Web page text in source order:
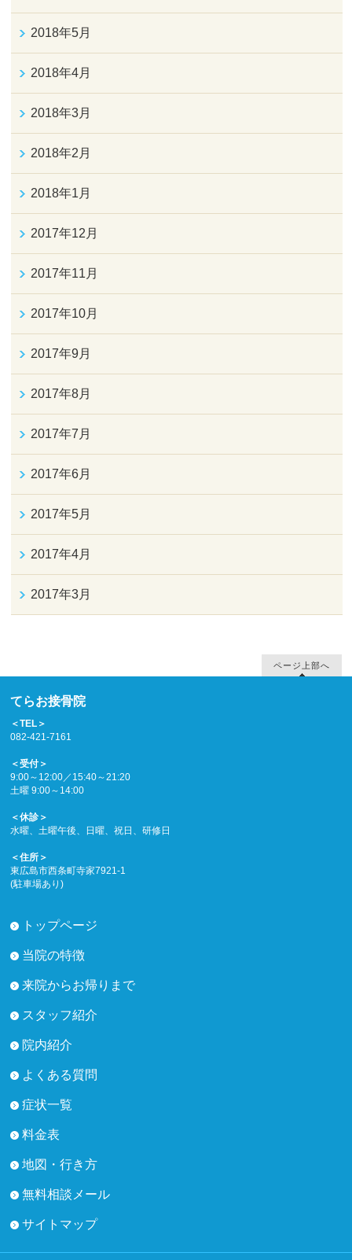
2018年5月
2018年4月
2018年3月
2018年2月
2018年1月
2017年12月
2017年11月
2017年10月
2017年9月
2017年8月
2017年7月
2017年6月
2017年5月
2017年4月
2017年3月
ページ上部へ
てらお接骨院
＜TEL＞
082-421-7161
＜受付＞
9:00～12:00／15:40～21:20
土曜 9:00～14:00
＜休診＞
水曜、土曜午後、日曜、祝日、研修日
＜住所＞
東広島市西条町寺家7921-1
(駐車場あり)
トップページ
当院の特徴
来院からお帰りまで
スタッフ紹介
院内紹介
よくある質問
症状一覧
料金表
地図・行き方
無料相談メール
サイトマップ